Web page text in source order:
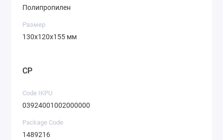
Полипропилен
Размер
130x120x155 мм
CP
Code IKPU
03924001002000000
Package Code
1489216